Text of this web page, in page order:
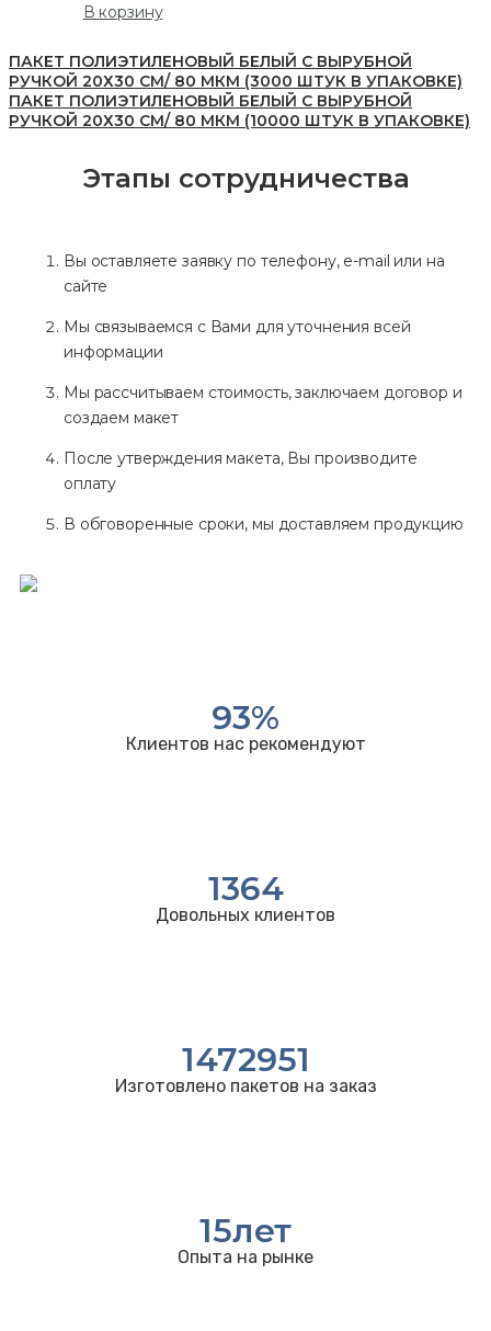
В корзину
ПАКЕТ ПОЛИЭТИЛЕНОВЫЙ БЕЛЫЙ С ВЫРУБНОЙ
РУЧКОЙ 20Х30 СМ/ 80 МКМ (3000 ШТУК В УПАКОВКЕ)
ПАКЕТ ПОЛИЭТИЛЕНОВЫЙ БЕЛЫЙ С ВЫРУБНОЙ
РУЧКОЙ 20Х30 СМ/ 80 МКМ (10000 ШТУК В УПАКОВКЕ)
Этапы сотрудничества
Вы оставляете заявку по телефону, e-mail или на
сайте
Мы связываемся с Вами для уточнения всей
информации
Мы рассчитываем стоимость, заключаем договор и
создаем макет
После утверждения макета, Вы производите
оплату
В обговоренные сроки, мы доставляем продукцию
93%
Клиентов нас рекомендуют
1364
Довольных клиентов
1472951
Изготовлено пакетов на заказ
15лет
Опыта на рынке